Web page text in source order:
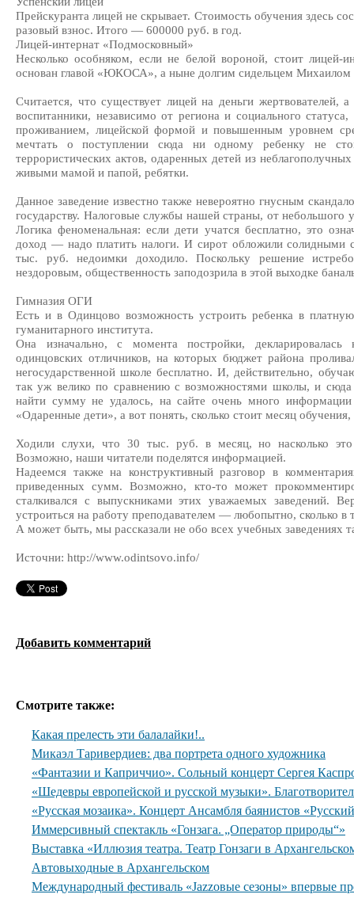
Прейскуранта лицей не скрывает. Стоимость обучения здесь
разовый взнос. Итого — 600000 руб. в год.
Лицей-интернат «Подмосковный»
Несколько особняком, если не белой вороной, стоит лицей-
основан главой «ЮКОСА», а ныне долгим сидельцем
Считается, что существует лицей на деньги жертвователей,
воспитанники, независимо от региона и социального
проживанием, лицейской формой и повышенным уровнем
мечтать о поступлении сюда ни одному ребенку не
террористических актов, одаренных детей из
живыми мамой и папой, ребятки.
Данное заведение известно также невероятно гнусным
государству. Налоговые службы нашей страны, от небольшого
Логика феноменальная: если дети учатся бесплатно, это
доход — надо платить налоги. И сирот обложили
тыс. руб. недоимки доходило. Поскольку решение
нездоровым, общественность заподозрила в этой выходке
Гимназия ОГИ
Есть и в Одинцово возможность устроить ребенка в
гуманитарного института.
Она изначально, с момента постройки,
одинцовских отличников, на которых бюджет района
негосударственной школе бесплатно. И, действительно,
так уж велико по сравнению с возможностями школы, и
найти сумму не удалось, на сайте очень много
«Одаренные дети», а вот понять, сколько стоит месяц
Ходили слухи, что 30 тыс. руб. в месяц, но насколько
Возможно, наши читатели поделятся информацией.
Надеемся также на конструктивный разговор в
приведенных сумм. Возможно, кто-то может
сталкивался с выпускниками этих уважаемых заведений.
устроиться на работу преподавателем — любопытно, сколько в
А может быть, мы рассказали не обо всех учебных заведениях
Источни: http://www.odintsovo.info/
Добавить комментарий
Смотрите также:
Какая прелесть эти балалайки!..
Микаэл Таривердиев: два портрета одного художника
«Фантазии и Каприччио». Сольный концерт Сергея
«Шедевры европейской и русской музыки».
«Русская мозаика». Концерт Ансамбля баянистов
Иммерсивный спектакль «Гонзага. „Оператор природы“»
Выставка «Иллюзия театра. Театр Гонзаги в
Автовыходные в Архангельском
Международный фестиваль «Jazzовые сезоны» впервые